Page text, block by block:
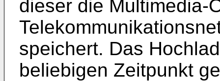
dieser die Multimedia-
speichert. Das
beliebigen Zeitpunkt